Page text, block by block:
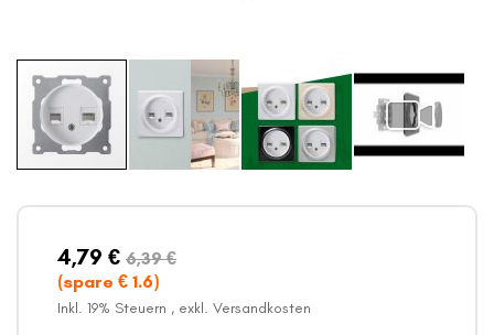
Anfang
Bildergalerie
springen4,79 € 6,39 €
(spare € 1.6)
Inkl. 19% Steuern , exkl. Versandkosten